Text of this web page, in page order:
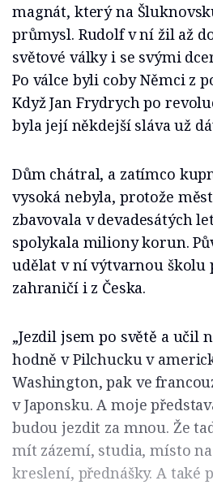
magnát, který na
průmysl. Rudolf v ní žil až
světové války i se svými
Po válce byli coby Němci z
Když Jan Frydrych po
byla její někdejší sláva už
Dům chátral, a zatímco
vysoká nebyla, protože
zbavovala v devadesátých
spolykala miliony korun.
udělat v ní výtvarnou školu
zahraničí i z Česka.
„Jezdil jsem po světě a učil
hodně v Pilchucku v
Washington, pak ve
v Japonsku. A moje
budou jezdit za mnou. Že
mít zázemí, studia, místo
kreslení, přednášky. A také